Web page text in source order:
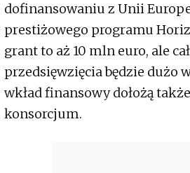
dofinansowaniu z Unii
prestiżowego programu
grant to aż 10 mln euro, ale
przedsięwzięcia będzie dużo
wkład finansowy dołożą
konsorcjum.